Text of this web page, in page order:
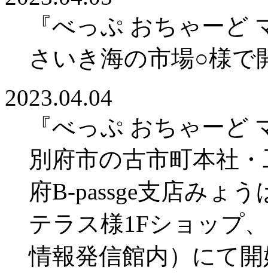
『べっぷ おちゃーど
さいき海の市場○様で
2023.04.04
『べっぷ おちゃーど
別府市の古市町本社
府B-passge支店みょ
テラス様1Fショップ
情報発信館内）にて